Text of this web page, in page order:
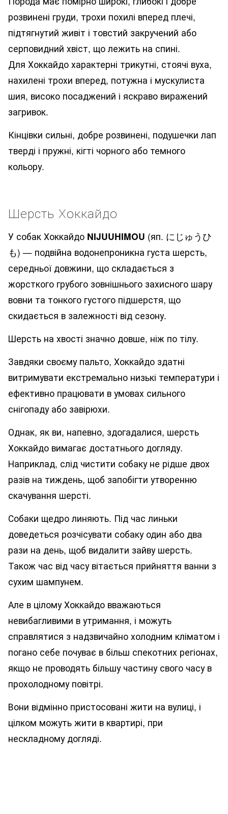
розвинені груди, трохи похилі вперед плечі,
підтягнутий живіт і товстий закручений або
серповидний хвіст, що лежить на спині.
Для Хоккайдо характерні трикутні, стоячі вуха,
нахилені трохи вперед, потужна і мускулиста
шия, високо посаджений і яскраво виражений
загривок.
Кінцівки сильні, добре розвинені, подушечки лап
тверді і пружні, кігті чорного або темного
кольору.
Шерсть Хоккайдо
У собак Хоккайдо NIJUUHIMOU (яп. にじゅうひ
も) — подвійна водонепроникна густа шерсть,
середньої довжини, що складається з
жорсткого грубого зовнішнього захисного шару
вовни та тонкого густого підшерстя, що
скидається в залежності від сезону.
Шерсть на хвості значно довше, ніж по тілу.
Завдяки своєму пальто, Хоккайдо здатні
витримувати екстремально низькі температури і
ефективно працювати в умовах сильного
снігопаду або завірюхи.
Однак, як ви, напевно, здогадалися, шерсть
Хоккайдо вимагає достатнього догляду.
Наприклад, слід чистити собаку не рідше двох
разів на тиждень, щоб запобігти утворенню
скачування шерсті.
Собаки щедро линяють. Під час линьки
доведеться розчісувати собаку один або два
рази на день, щоб видалити зайву шерсть.
Також час від часу вітається прийняття ванни з
сухим шампунем.
Але в цілому Хоккайдо вважаються
невибагливими в утримання, і можуть
справлятися з надзвичайно холодним кліматом і
погано себе почуває в більш спекотних регіонах,
якщо не проводять більшу частину свого часу в
прохолодному повітрі.
Вони відмінно пристосовані жити на вулиці, і
цілком можуть жити в квартирі, при
нескладному догляді.